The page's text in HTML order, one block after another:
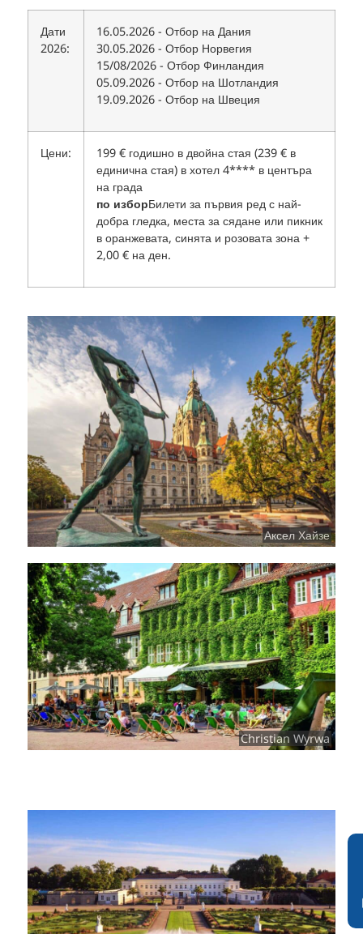
Дати
2026:
16.05.2026 - Отбор на Дания
30.05.2026 - Отбор Норвегия
15/08/2026 - Отбор Финландия
05.09.2026 - Отбор на Шотландия
19.09.2026 - Отбор на Швеция
Цени:
199 € годишно в двойна стая (239 € в
единична стая) в хотел 4**** в центъра
на града
по изборБилети за първия ред с най-
добра гледка, места за сядане или пикник
в оранжевата, синята и розовата зона +
2,00 € на ден.
Аксел Хайзе
Christian Wyrwa